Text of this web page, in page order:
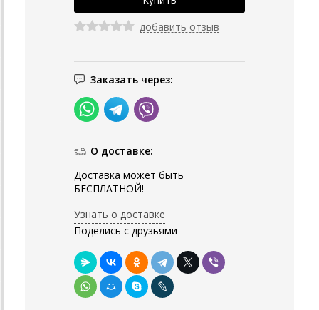
добавить отзыв
Заказать через:
О доставке:
Доставка может быть
БЕСПЛАТНОЙ!
Узнать о доставке
Поделись с друзьями